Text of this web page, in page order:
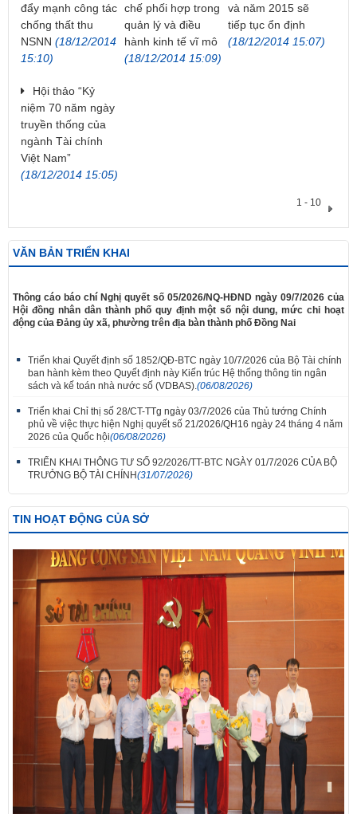
đẩy mạnh công tác
chống thất thu
NSNN (18/12/2014
15:10)
chế phối hợp trong
quản lý và điều
hành kinh tế vĩ mô
(18/12/2014 15:09)
và năm 2015 sẽ
tiếp tục ổn định
(18/12/2014 15:07)
Hội thảo “Kỷ
niệm 70 năm ngày
truyền thống của
ngành Tài chính
Việt Nam”
(18/12/2014 15:05)
1 - 10
VĂN BẢN TRIỂN KHAI
​Thông cáo báo chí Nghị quyết số 05/2026/NQ-HĐND ngày 09/7/2026 của
Hội đồng nhân dân thành phố quy định một số nội dung, mức chi hoạt
động của Đảng ủy xã, phường trên địa bàn thành phố Đồng Nai
Triển khai Quyết định số 1852/QĐ-BTC ngày 10/7/2026 của Bộ Tài chính
ban hành kèm theo Quyết định này Kiến trúc Hệ thống thông tin ngân
sách và kế toán nhà nước số (VDBAS). (06/08/2026)
Triển khai Chỉ thị số 28/CT-TTg ngày 03/7/2026 của Thủ tướng Chính
phủ về việc thực hiện Nghị quyết số 21/2026/QH16 ngày 24 tháng 4 năm
2026 của Quốc hội(06/08/2026)
TRIỂN KHAI THÔNG TƯ SỐ 92/2026/TT-BTC NGÀY 01/7/2026 CỦA BỘ
TRƯỞNG BỘ TÀI CHÍNH(31/07/2026)
TIN HOẠT ĐỘNG CỦA SỞ